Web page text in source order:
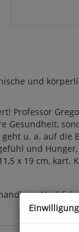
und
Professor
Gesundheit,
u. a. auf die
und
x 19 cm, kart.